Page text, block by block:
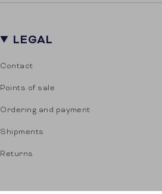
LEGAL
Contact
Points of sale
Ordering and payment
Shipments
Returns